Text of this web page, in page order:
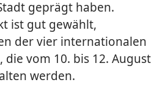
geprägt haben.
ist gut gewählt,
der vier internationalen
die vom 10. bis 12. August
werden.